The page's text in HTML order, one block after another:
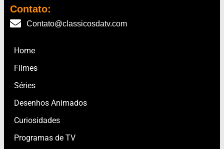
Contato:
Contato@classicosdatv.com
Home
Filmes
Séries
Desenhos Animados
Curiosidades
Programas de TV